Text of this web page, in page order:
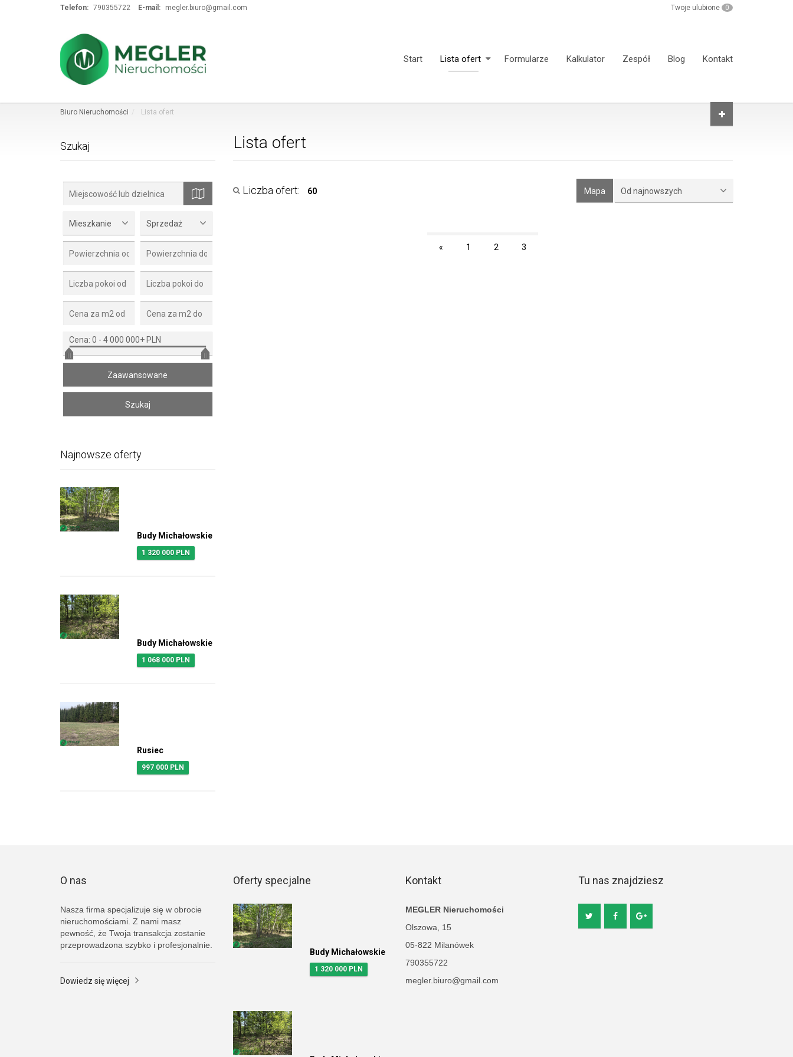
Telefon: 790355722 E-mail: megler.biuro@gmail.com Twoje ulubione 0
Start Lista ofert Formularze Kalkulator Zespół Blog Kontakt
Biuro Nieruchomości Lista ofert
Szukaj
Mieszkanie Sprzedaż
Cena: 0 - 4 000 000+ PLN
Najnowsze oferty
Budy Michałowskie
1 320 000 PLN
Budy Michałowskie
1 068 000 PLN
Rusiec
997 000 PLN
Lista ofert
Liczba ofert: 60 Mapa Od najnowszych
« 1 2 3
O nas
Nasza firma specjalizuje się w obrocie
nieruchomościami. Z nami masz
pewność, że Twoja transakcja zostanie
przeprowadzona szybko i profesjonalnie.
Dowiedz się więcej
Oferty specjalne
Budy Michałowskie
1 320 000 PLN
Kontakt
MEGLER Nieruchomości
Olszowa, 15
05-822 Milanówek
790355722
megler.biuro@gmail.com
Tu nas znajdziesz